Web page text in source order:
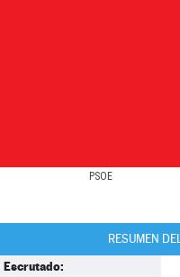
PSOE
RESUMEN
Escrutado: